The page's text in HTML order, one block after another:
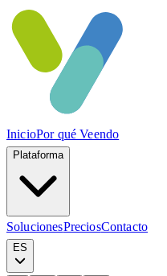
InicioPor qué Veendo
Plataforma
SolucionesPreciosContacto
ES